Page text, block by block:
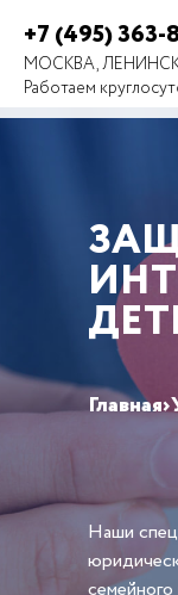
+7 (495) 363-
МОСКВА,
Работаем
Главная›
Наши